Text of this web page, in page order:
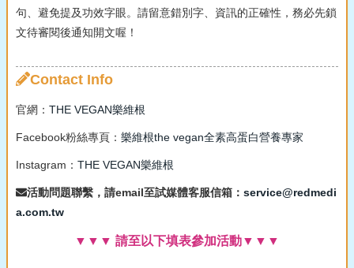
句、避免提及功效字眼。請留意錯別字、資訊的正確性，務必先鎖
文待審閱後通知開文喔！
Contact Info
官網： THE VEGAN樂維根
Facebook粉絲專頁： 樂維根the vegan全素高蛋白營養專家
Instagram： THE VEGAN樂維根
活動問題聯繫，請email至試媒體客服信箱： service@redmedi
a.com.tw
▼▼▼ 請至以下填表參加活動▼▼▼